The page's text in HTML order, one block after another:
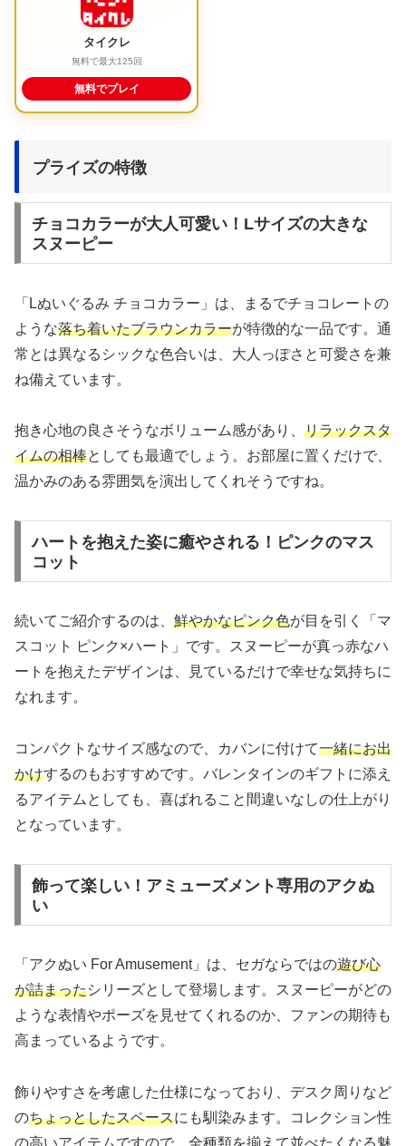
タイクレ
無料で最大125回
無料でプレイ
プライズの特徴
チョコカラーが大人可愛い！Lサイズの大きな
スヌーピー
「Lぬいぐるみ チョコカラー」は、まるでチョコレートの
ような落ち着いたブラウンカラーが特徴的な一品です。通
常とは異なるシックな色合いは、大人っぽさと可愛さを兼
ね備えています。
抱き心地の良さそうなボリューム感があり、 リラックスタ
イムの相棒としても最適でしょう。お部屋に置くだけで、
温かみのある雰囲気を演出してくれそうですね。
ハートを抱えた姿に癒やされる！ピンクのマス
コット
続いてご紹介するのは、 鮮やかなピンク色が目を引く「マ
スコット ピンク×ハート」です。スヌーピーが真っ赤なハ
ートを抱えたデザインは、見ているだけで幸せな気持ちに
なれます。
コンパクトなサイズ感なので、カバンに付けて一緒にお出
かけするのもおすすめです。バレンタインのギフトに添え
るアイテムとしても、喜ばれること間違いなしの仕上がり
となっています。
飾って楽しい！アミューズメント専用のアクぬ
い
「アクぬい For Amusement」は、セガならではの遊び心
が詰まったシリーズとして登場します。スヌーピーがどの
ような表情やポーズを見せてくれるのか、ファンの期待も
高まっているようです。
飾りやすさを考慮した仕様になっており、デスク周りなど
のちょっとしたスペースにも馴染みます。コレクション性
の高いアイテムですので、全種類を揃えて並べたくなる魅